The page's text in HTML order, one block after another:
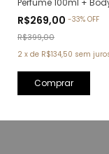
Gel 100ml (Ref.
Coco Mademoiselle
Chanel)
R$269,00 -33% OFF
R$399,00
2 x de R$134,50 sem